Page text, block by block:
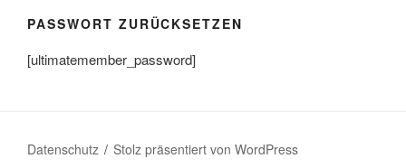
PASSWORT ZURÜCKSETZEN
[ultimatemember_password]
Datenschutz Stolz präsentiert von WordPress